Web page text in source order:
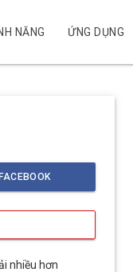
NĂNG ỨNG DỤNG
FACEBOOK
nhiều hơn